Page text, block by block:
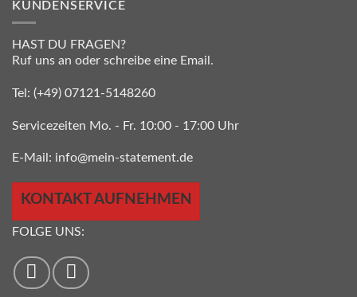
KUNDENSERVICE
HAST DU FRAGEN?
Ruf uns an oder schreibe eine Email.
Tel: (+49) 07121-5148260
Servicezeiten Mo. - Fr. 10:00 - 17:00 Uhr
E-Mail: info@mein-statement.de
KONTAKT AUFNEHMEN
FOLGE UNS: